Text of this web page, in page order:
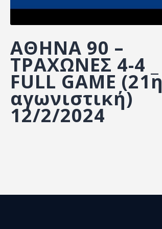
ΑΘΗΝΑ 90 –
ΤΡΑΧΩΝΕΣ 4-4 _
FULL GAME (21η
αγωνιστική)
12/2/2024